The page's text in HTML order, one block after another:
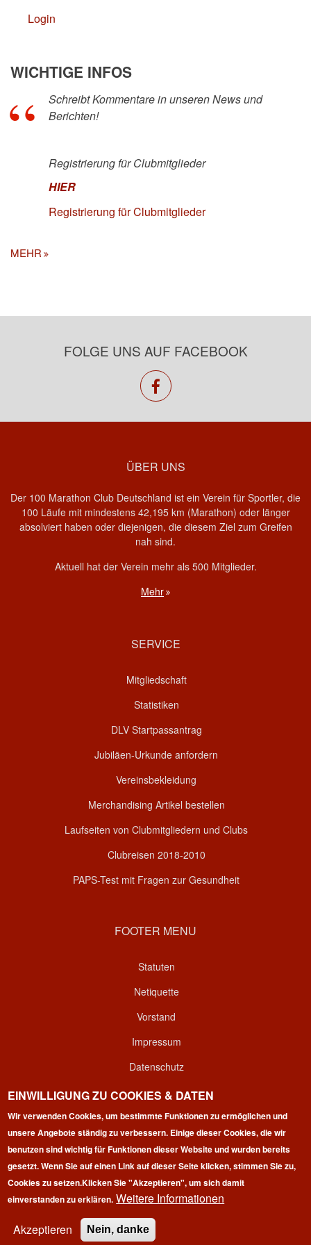
Login
WICHTIGE INFOS
Schreibt Kommentare in unseren News und
Berichten!
Registrierung für Clubmitglieder
HIER
Registrierung für Clubmitglieder
MEHR
FOLGE UNS AUF FACEBOOK
facebook
ÜBER UNS
Der 100 Marathon Club Deutschland ist ein Verein für Sportler, die
100 Läufe mit mindestens 42,195 km (Marathon) oder länger
absolviert haben oder diejenigen, die diesem Ziel zum Greifen
nah sind.
Aktuell hat der Verein mehr als 500 Mitglieder.
Mehr
SERVICE
Mitgliedschaft
Statistiken
DLV Startpassantrag
Jubiläen-Urkunde anfordern
Vereinsbekleidung
Merchandising Artikel bestellen
Laufseiten von Clubmitgliedern und Clubs
Clubreisen 2018-2010
PAPS-Test mit Fragen zur Gesundheit
FOOTER MENU
Statuten
Netiquette
Vorstand
Impressum
Datenschutz
Kontakt
Login
Copyright © 2026 | 100 Marathon Club Deutschland e.V. | All
rights reserved.
EINWILLIGUNG ZU COOKIES & DATEN
Wir verwenden Cookies, um bestimmte Funktionen zu ermöglichen und
unsere Angebote ständig zu verbessern. Einige dieser Cookies, die wir
benutzen sind wichtig für Funktionen dieser Website und wurden bereits
gesetzt. Wenn Sie auf einen Link auf dieser Seite klicken, stimmen Sie zu,
Cookies zu setzen.Klicken Sie "Akzeptieren", um sich damit
einverstanden zu erklären. Weitere Informationen
Akzeptieren
Nein, danke